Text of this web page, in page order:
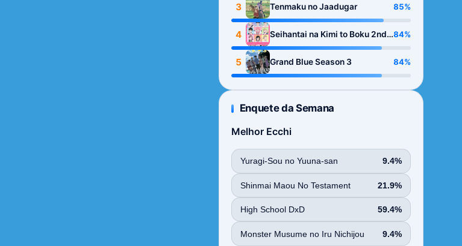
3 Tenmaku no Jaadugar 85%
4
Seihantai na Kimi to Boku 2nd
Season
84%
5 Grand Blue Season 3 84%
Enquete da Semana
Melhor Ecchi
Yuragi-Sou no Yuuna-san 9.4%
Shinmai Maou No Testament 21.9%
High School DxD 59.4%
Monster Musume no Iru Nichijou 9.4%